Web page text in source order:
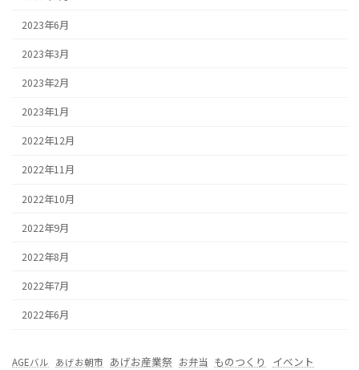
2023年6月
2023年3月
2023年2月
2023年1月
2022年12月
2022年11月
2022年10月
2022年9月
2022年8月
2022年7月
2022年6月
AGEバル あげお朝市 あげお産業祭 お弁当 ものつくり イベント